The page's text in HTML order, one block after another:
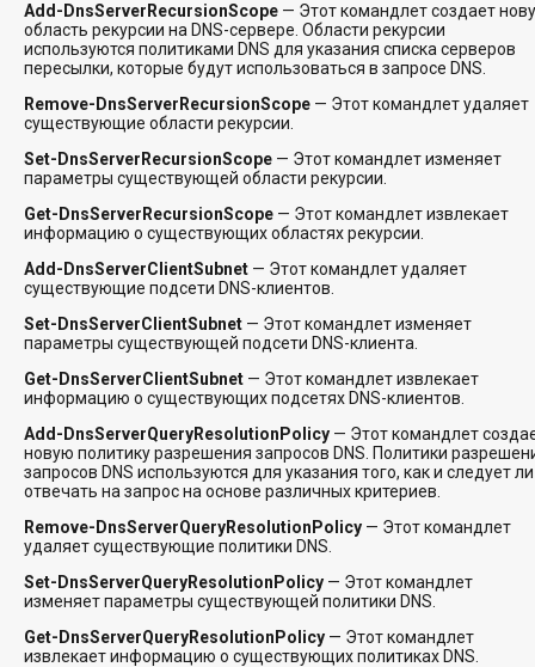
Add-DnsServerRecursionScope — Этот командлет создает
область рекурсии на DNS-сервере. Области рекурсии
используются политиками DNS для указания списка серверов
пересылки, которые будут использоваться в запросе DNS.
Remove-DnsServerRecursionScope — Этот командлет удаляет
существующие области рекурсии.
Set-DnsServerRecursionScope — Этот командлет изменяет
параметры существующей области рекурсии.
Get-DnsServerRecursionScope — Этот командлет извлекает
информацию о существующих областях рекурсии.
Add-DnsServerClientSubnet — Этот командлет удаляет
существующие подсети DNS-клиентов.
Set-DnsServerClientSubnet — Этот командлет изменяет
параметры существующей подсети DNS-клиента.
Get-DnsServerClientSubnet — Этот командлет извлекает
информацию о существующих подсетях DNS-клиентов.
Add-DnsServerQueryResolutionPolicy — Этот командлет
новую политику разрешения запросов DNS. Политики
запросов DNS используются для указания того, как и следует ли
отвечать на запрос на основе различных критериев.
Remove-DnsServerQueryResolutionPolicy — Этот командлет
удаляет существующие политики DNS.
Set-DnsServerQueryResolutionPolicy — Этот командлет
изменяет параметры существующей политики DNS.
Get-DnsServerQueryResolutionPolicy — Этот командлет
извлекает информацию о существующих политиках DNS.